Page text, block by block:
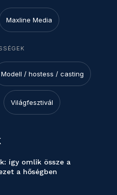
Maxline Media
Modell / hostess / casting
Világfesztivál
így omlik össze a
a hőségben